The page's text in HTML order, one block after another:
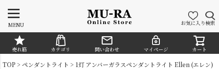
MENU お気に入り検索
CATEGORY
売れ筋 カテゴリ 問い合わせ マイページ カート
TOP ペンダントライト 1灯 アンバーガラスペンダントライト Ellen (エレン)